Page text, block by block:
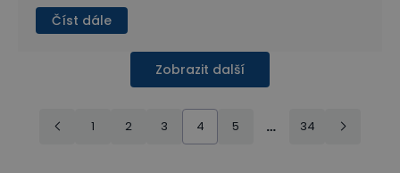
Číst dále
Zobrazit další
1 2 3 4 5 … 34